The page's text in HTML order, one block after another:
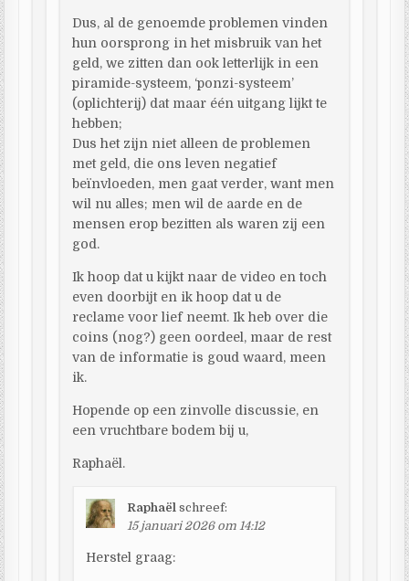
Dus, al de genoemde problemen vinden
hun oorsprong in het misbruik van het
geld, we zitten dan ook letterlijk in een
piramide-systeem, ‘ponzi-systeem’
(oplichterij) dat maar één uitgang lijkt te
hebben;
Dus het zijn niet alleen de problemen
met geld, die ons leven negatief
beïnvloeden, men gaat verder, want men
wil nu alles; men wil de aarde en de
mensen erop bezitten als waren zij een
god.
Ik hoop dat u kijkt naar de video en toch
even doorbijt en ik hoop dat u de
reclame voor lief neemt. Ik heb over die
coins (nog?) geen oordeel, maar de rest
van de informatie is goud waard, meen
ik.
Hopende op een zinvolle discussie, en
een vruchtbare bodem bij u,
Raphaël.
Raphaël schreef:
15 januari 2026 om 14:12
Herstel graag: